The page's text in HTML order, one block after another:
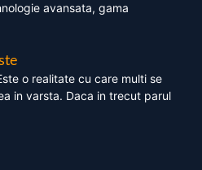
avansata, gama
o realitate cu care multi se
in varsta. Daca in trecut parul